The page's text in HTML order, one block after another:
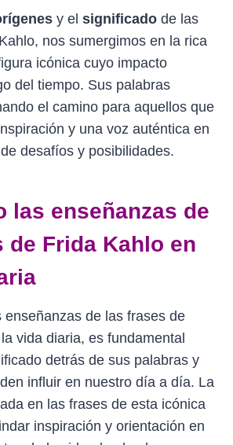
y el significado de las
nos sumergimos en la rica
icónica cuyo impacto
del tiempo. Sus palabras
el camino para aquellos que
y una voz auténtica en
desafíos y posibilidades.
las enseñanzas de
de Frida Kahlo en
enseñanzas de las frases de
vida diaria, es fundamental
detrás de sus palabras y
influir en nuestro día a día. La
en las frases de esta icónica
inspiración y orientación en